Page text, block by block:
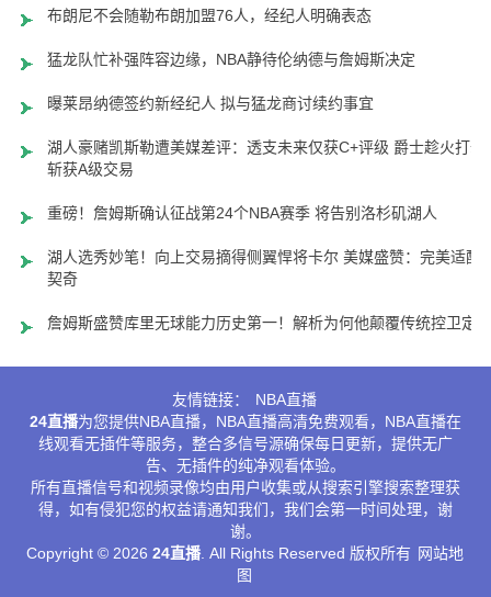
布朗尼不会随勒布朗加盟76人，经纪人明确表态
猛龙队忙补强阵容边缘，NBA静待伦纳德与詹姆斯决定
曝莱昂纳德签约新经纪人 拟与猛龙商讨续约事宜
湖人豪赌凯斯勒遭美媒差评：透支未来仅获C+评级 爵士趁火打劫
斩获A级交易
重磅！詹姆斯确认征战第24个NBA赛季 将告别洛杉矶湖人
湖人选秀妙笔！向上交易摘得侧翼悍将卡尔 美媒盛赞：完美适配
契奇
詹姆斯盛赞库里无球能力历史第一！解析为何他颠覆传统控卫定义
友情链接：
NBA直播
24直播为您提供NBA直播，NBA直播高清免费观看，NBA直播在
线观看无插件等服务，整合多信号源确保每日更新，提供无广
告、无插件的纯净观看体验。
所有直播信号和视频录像均由用户收集或从搜索引擎搜索整理获
得，如有侵犯您的权益请通知我们，我们会第一时间处理，谢
谢。
Copyright © 202624直播 . All Rights Reserved 版权所有 网站地
图